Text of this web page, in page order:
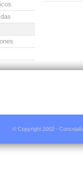
© Copyright 2002 -